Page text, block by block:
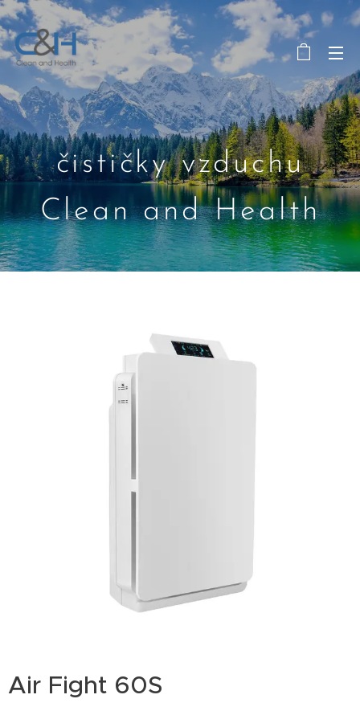
čističky vzduchu
Clean and Health
Air Fight 60S